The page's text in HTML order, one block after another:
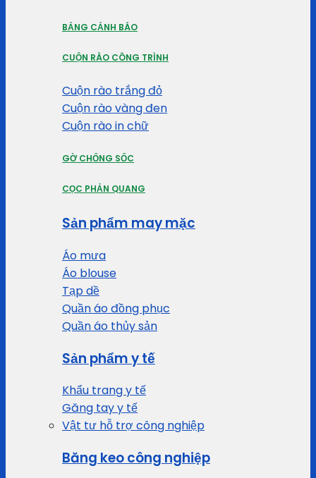
BẢNG CẢNH BÁO
CUỘN RÀO CÔNG TRÌNH
Cuộn rào trắng đỏ
Cuộn rào vàng đen
Cuộn rào in chữ
GỜ CHỐNG SỐC
CỌC PHẢN QUANG
Sản phẩm may mặc
Áo mưa
Áo blouse
Tạp dề
Quần áo đồng phục
Quần áo thủy sản
Sản phẩm y tế
Khẩu trang y tế
Găng tay y tế
Vật tư hỗ trợ công nghiệp
Băng keo công nghiệp